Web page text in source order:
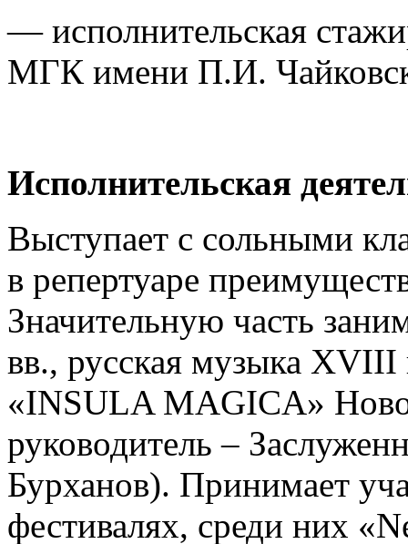
— исполнительская
МГК имени П.И.
Исполнительская
Выступает с сольными
в репертуаре
Значительную часть
вв., русская музыка XVIII
«INSULA MAGICA»
руководитель –
Бурханов). Принимает
фестивалях, среди них